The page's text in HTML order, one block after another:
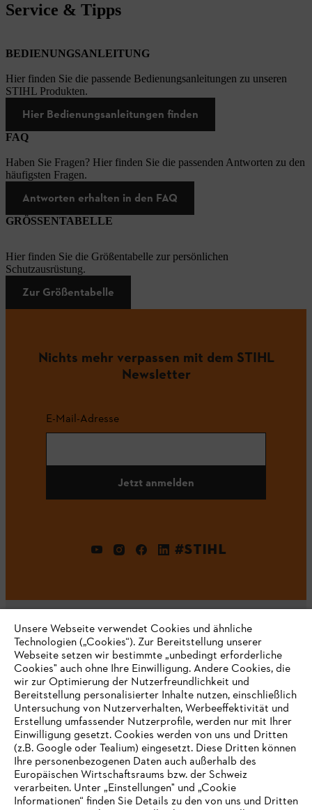
Service & Tipps
BEDIENUNGSANLEITUNG
Hier finden Sie die passende Bedienungsanleitungen zu unseren
STIHL Produkten.
Hier Bedienungsanleitungen finden
FAQ
Haben Sie Fragen? Hier finden Sie die passenden Antworten zu den
häufigsten Fragen.
Antworten erhalten in den FAQ
GRÖSSENTABELLE
Hier finden Sie die Größentabelle zur persönlichen
Schutzausrüstung.
Zur Größentabelle
Nichts mehr verpassen mit dem STIHL
Newsletter
E-Mail-Adresse
Jetzt anmelden
#STIHL
Unternehmen
Häufig gestellte Fragen
Support
Unsere Webseite verwendet Cookies und ähnliche
Technologien („Cookies“). Zur Bereitstellung unserer
Webseite setzen wir bestimmte „unbedingt erforderliche
Cookies" auch ohne Ihre Einwilligung. Andere Cookies, die
wir zur Optimierung der Nutzerfreundlichkeit und
Bereitstellung personalisierter Inhalte nutzen, einschließlich
Untersuchung von Nutzerverhalten, Werbeeffektivität und
Erstellung umfassender Nutzerprofile, werden nur mit Ihrer
Einwilligung gesetzt. Cookies werden von uns und Dritten
(z.B. Google oder Tealium) eingesetzt. Diese Dritten können
Ihre personenbezogenen Daten auch außerhalb des
Europäischen Wirtschaftsraums bzw. der Schweiz
verarbeiten. Unter „Einstellungen" und „Cookie
Informationen“ finden Sie Details zu den von uns und Dritten